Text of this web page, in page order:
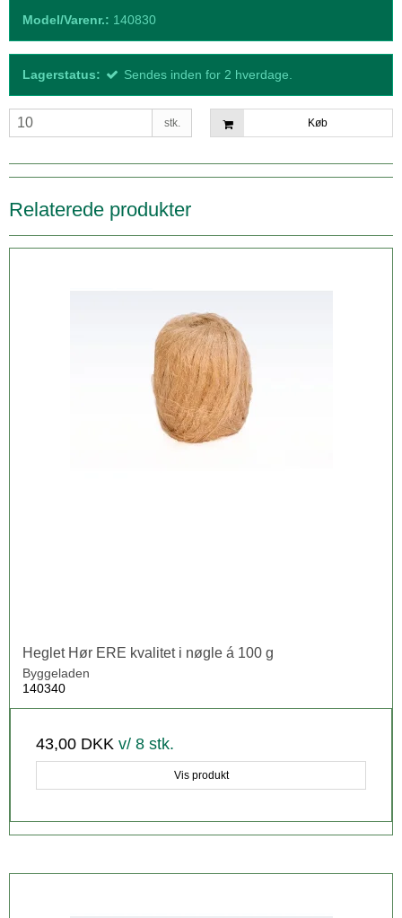
Model/Varenr.: 140830
Lagerstatus: Sendes inden for 2 hverdage.
stk. Køb
Relaterede produkter
Heglet Hør ERE kvalitet i nøgle á 100 g
Byggeladen
140340
43,00 DKK v/ 8 stk.
Vis produkt